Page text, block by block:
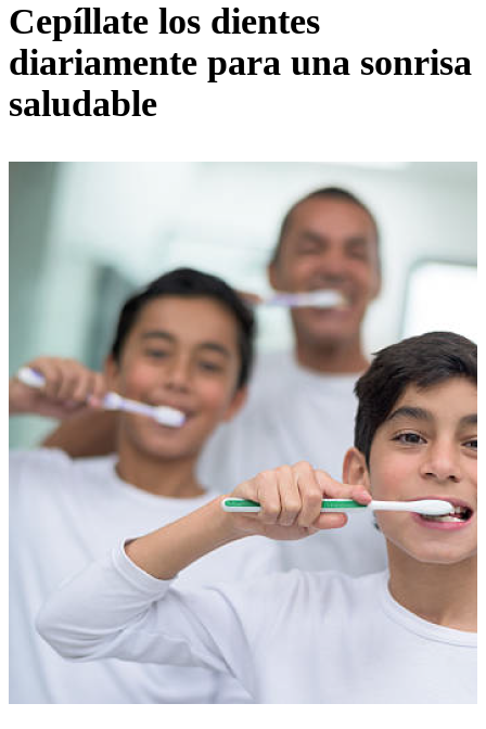
Cepíllate los dientes
diariamente para una sonrisa
saludable